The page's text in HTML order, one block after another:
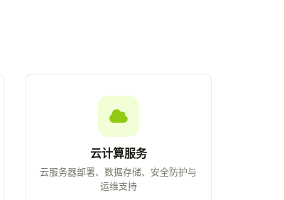
云计算服务
云服务器部署、数据存储、安全防护与
运维支持